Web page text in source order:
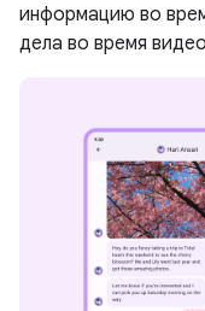
информацию во
дела во время